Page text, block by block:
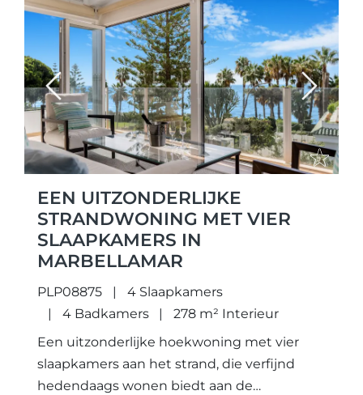
Previous Next
EEN UITZONDERLIJKE
STRANDWONING MET VIER
SLAAPKAMERS IN
MARBELLAMAR
PLP08875
4 Slaapkamers
4 Badkamers
278 m² Interieur
Een uitzonderlijke hoekwoning met vier
slaapkamers aan het strand, die verfijnd
hedendaags wonen biedt aan de